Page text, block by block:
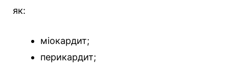
як:
міокардит;
перикардит;